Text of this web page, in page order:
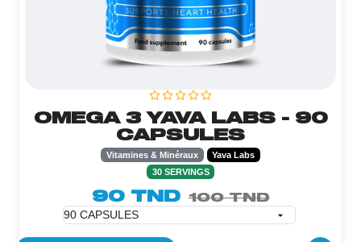
OMEGA 3 YAVA LABS - 90
CAPSULES
Vitamines & Minéraux
Yava Labs
30 SERVINGS
90 TND 100 TND